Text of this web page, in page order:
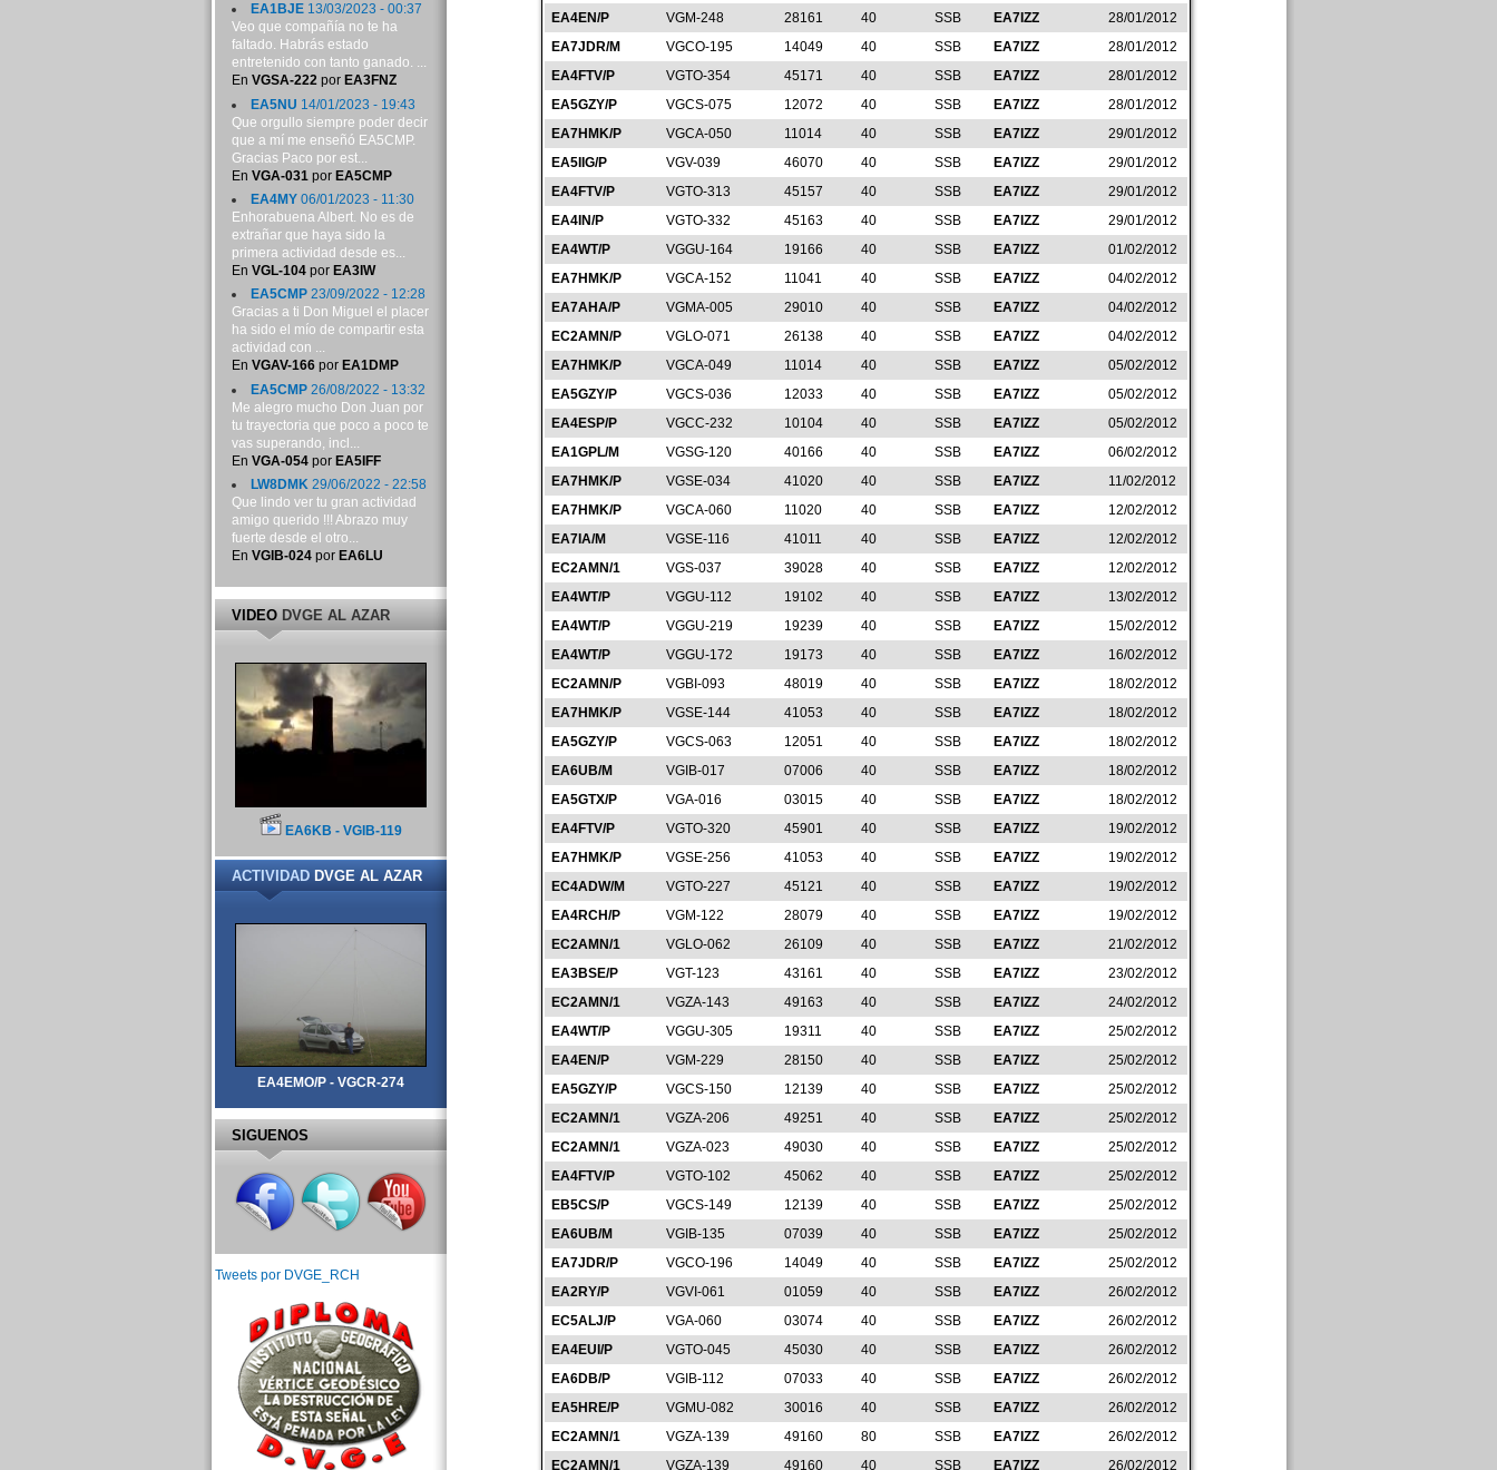
EA4EN/P
VGM-248 28161 40 SSB EA7IZZ
28/01/2012
EA7JDR/M
VGCO-195 14049 40 SSB EA7IZZ
28/01/2012
EA4FTV/P
VGTO-354 45171 40 SSB EA7IZZ
28/01/2012
EA5GZY/P
VGCS-075 12072 40 SSB EA7IZZ
28/01/2012
EA7HMK/P
VGCA-050 11014 40 SSB EA7IZZ
29/01/2012
EA5IIG/P
VGV-039 46070 40 SSB EA7IZZ
29/01/2012
EA4FTV/P
VGTO-313 45157 40 SSB EA7IZZ
29/01/2012
EA4IN/P
VGTO-332 45163 40 SSB EA7IZZ
29/01/2012
EA4WT/P
VGGU-164 19166 40 SSB EA7IZZ
01/02/2012
EA7HMK/P
VGCA-152 11041 40 SSB EA7IZZ
04/02/2012
EA7AHA/P
VGMA-005 29010 40 SSB EA7IZZ
04/02/2012
EC2AMN/P
VGLO-071 26138 40 SSB EA7IZZ
04/02/2012
EA7HMK/P
VGCA-049 11014 40 SSB EA7IZZ
05/02/2012
EA5GZY/P
VGCS-036 12033 40 SSB EA7IZZ
05/02/2012
EA4ESP/P
VGCC-232 10104 40 SSB EA7IZZ
05/02/2012
EA1GPL/M
VGSG-120 40166 40 SSB EA7IZZ
06/02/2012
EA7HMK/P
VGSE-034 41020 40 SSB EA7IZZ
11/02/2012
EA7HMK/P
VGCA-060 11020 40 SSB EA7IZZ
12/02/2012
EA7IA/M
VGSE-116 41011 40 SSB EA7IZZ
12/02/2012
EC2AMN/1
VGS-037 39028 40 SSB EA7IZZ
12/02/2012
EA4WT/P
VGGU-112 19102 40 SSB EA7IZZ
13/02/2012
EA4WT/P
VGGU-219 19239 40 SSB EA7IZZ
15/02/2012
EA4WT/P
VGGU-172 19173 40 SSB EA7IZZ
16/02/2012
EC2AMN/P
VGBI-093 48019 40 SSB EA7IZZ
18/02/2012
EA7HMK/P
VGSE-144 41053 40 SSB EA7IZZ
18/02/2012
EA5GZY/P
VGCS-063 12051 40 SSB EA7IZZ
18/02/2012
EA6UB/M
VGIB-017 07006 40 SSB EA7IZZ
18/02/2012
EA5GTX/P
VGA-016 03015 40 SSB EA7IZZ
18/02/2012
EA4FTV/P
VGTO-320 45901 40 SSB EA7IZZ
19/02/2012
EA7HMK/P
VGSE-256 41053 40 SSB EA7IZZ
19/02/2012
EC4ADW/M
VGTO-227 45121 40 SSB EA7IZZ
19/02/2012
EA4RCH/P
VGM-122 28079 40 SSB EA7IZZ
19/02/2012
EC2AMN/1
VGLO-062 26109 40 SSB EA7IZZ
21/02/2012
EA3BSE/P
VGT-123 43161 40 SSB EA7IZZ
23/02/2012
EC2AMN/1
VGZA-143 49163 40 SSB EA7IZZ
24/02/2012
EA4WT/P
VGGU-305 19311 40 SSB EA7IZZ
25/02/2012
EA4EN/P
VGM-229 28150 40 SSB EA7IZZ
25/02/2012
EA5GZY/P
VGCS-150 12139 40 SSB EA7IZZ
25/02/2012
EC2AMN/1
VGZA-206 49251 40 SSB EA7IZZ
25/02/2012
EC2AMN/1
VGZA-023 49030 40 SSB EA7IZZ
25/02/2012
EA4FTV/P
VGTO-102 45062 40 SSB EA7IZZ
25/02/2012
EB5CS/P
VGCS-149 12139 40 SSB EA7IZZ
25/02/2012
EA6UB/M
VGIB-135 07039 40 SSB EA7IZZ
25/02/2012
EA7JDR/P
VGCO-196 14049 40 SSB EA7IZZ
25/02/2012
EA2RY/P
VGVI-061 01059 40 SSB EA7IZZ
26/02/2012
EC5ALJ/P
VGA-060 03074 40 SSB EA7IZZ
26/02/2012
EA4EUI/P
VGTO-045 45030 40 SSB EA7IZZ
26/02/2012
EA6DB/P
VGIB-112 07033 40 SSB EA7IZZ
26/02/2012
EA5HRE/P
VGMU-082 30016 40 SSB EA7IZZ
26/02/2012
EC2AMN/1
VGZA-139 49160 80 SSB EA7IZZ
26/02/2012
EC2AMN/1
VGZA-139 49160 40 SSB EA7IZZ 26/02/2012
EA1BJE13/03/2023 - 00:37
Veo que compañía no te ha
faltado. Habrás estado
entretenido con tanto ganado. ...
En VGSA-222por EA3FNZ
EA5NU 14/01/2023 - 19:43
Que orgullo siempre poder decir
que a mí me enseñó EA5CMP.
Gracias Paco por est...
En VGA-031 por EA5CMP
EA4MY06/01/2023 - 11:30
Enhorabuena Albert. No es de
extrañar que haya sido la
primera actividad desde es...
En VGL-104por EA3IW
EA5CMP23/09/2022 - 12:28
Gracias a ti Don Miguel el placer
ha sido el mío de compartir esta
actividad con ...
En VGAV-166por EA1DMP
EA5CMP26/08/2022 - 13:32
Me alegro mucho Don Juan por
tu trayectoria que poco a poco te
vas superando, incl...
En VGA-054por EA5IFF
LW8DMK29/06/2022 - 22:58
Que lindo ver tu gran actividad
amigo querido !!! Abrazo muy
fuerte desde el otro...
En VGIB-024por EA6LU
VIDEODVGE AL AZAR
EA6KB - VGIB-119
ACTIVIDADDVGE AL AZAR
EA4EMO/P - VGCR-274
SIGUENOS
Tweets por DVGE_RCH